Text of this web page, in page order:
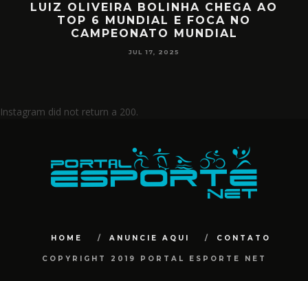
RETORNO EM ALTO NÍVEL: RAFA
MIILLER E PATTY DIAZ DE VOLTA AO
CIRCUITO MUNDIAL
JUL 17, 2025
Instagram did not return a 200.
HOME ANUNCIE AQUI CONTATO
COPYRIGHT 2019 PORTAL ESPORTE NET